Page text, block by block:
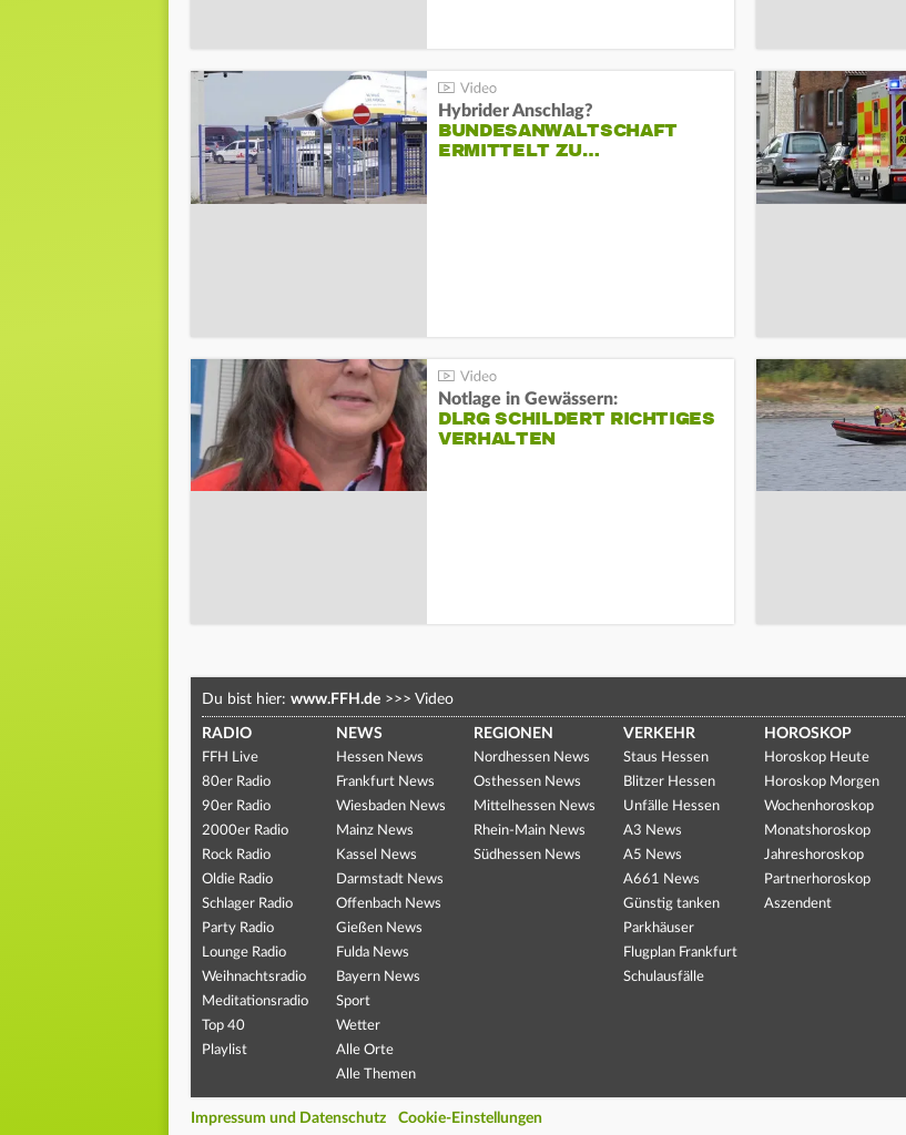
Hybrider Anschlag?
BUNDESANWALTSCHAFT
ERMITTELT ZU…
Notlage in Gewässern:
DLRG SCHILDERT RICHTIGES
VERHALTEN
Du bist hier: www.FFH.de >>> Video
RADIO
FFH Live
80er Radio
90er Radio
2000er Radio
Rock Radio
Oldie Radio
Schlager Radio
Party Radio
Lounge Radio
Weihnachtsradio
Meditationsradio
Top 40
Playlist
NEWS
Hessen News
Frankfurt News
Wiesbaden News
Mainz News
Kassel News
Darmstadt News
Offenbach News
Gießen News
Fulda News
Bayern News
Sport
Wetter
Alle Orte
Alle Themen
REGIONEN
Nordhessen News
Osthessen News
Mittelhessen News
Rhein-Main News
Südhessen News
VERKEHR
Staus Hessen
Blitzer Hessen
Unfälle Hessen
A3 News
A5 News
A661 News
Günstig tanken
Parkhäuser
Flugplan Frankfurt
Schulausfälle
HOROSKOP
Horoskop Heute
Horoskop Morgen
Wochenhoroskop
Monatshoroskop
Jahreshoroskop
Partnerhoroskop
Aszendent
Impressum und Datenschutz Cookie-Einstellungen